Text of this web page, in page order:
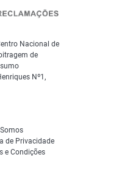
de Privacidade
e Condições
Nacional de
de
Nº1,